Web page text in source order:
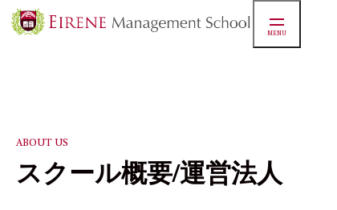
MENU
ABOUT US
スクール概要/運営法人